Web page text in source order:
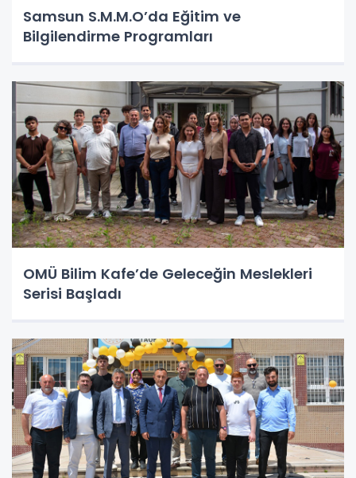
Samsun S.M.M.O’da Eğitim ve
Bilgilendirme Programları
OMÜ Bilim Kafe’de Geleceğin Meslekleri
Serisi Başladı